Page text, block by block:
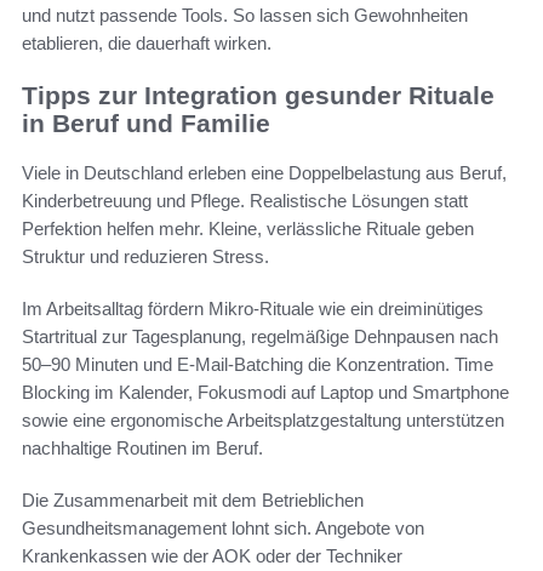
und nutzt passende Tools. So lassen sich Gewohnheiten
etablieren, die dauerhaft wirken.
Tipps zur Integration gesunder Rituale
in Beruf und Familie
Viele in Deutschland erleben eine Doppelbelastung aus Beruf,
Kinderbetreuung und Pflege. Realistische Lösungen statt
Perfektion helfen mehr. Kleine, verlässliche Rituale geben
Struktur und reduzieren Stress.
Im Arbeitsalltag fördern Mikro-Rituale wie ein dreiminütiges
Startritual zur Tagesplanung, regelmäßige Dehnpausen nach
50–90 Minuten und E-Mail-Batching die Konzentration. Time
Blocking im Kalender, Fokusmodi auf Laptop und Smartphone
sowie eine ergonomische Arbeitsplatzgestaltung unterstützen
nachhaltige Routinen im Beruf.
Die Zusammenarbeit mit dem Betrieblichen
Gesundheitsmanagement lohnt sich. Angebote von
Krankenkassen wie der AOK oder der Techniker